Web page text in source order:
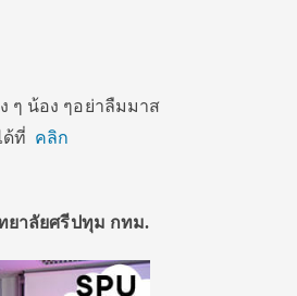
ๆ น้อง ๆอย่าลืมมาส
ด้ที่ คลิก
ยาลัยศรีปทุม กทม.